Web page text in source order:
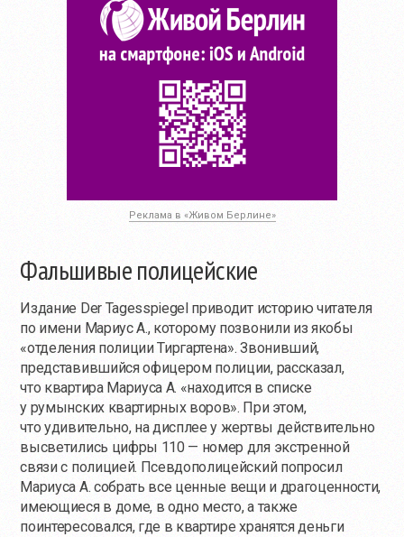
Реклама в «Живом Берлине»
Фальшивые полицейские
Издание Der Tagesspiegel приводит историю читателя
по имени Мариус А., которому позвонили из якобы
«отделения полиции Тиргартена». Звонивший,
представившийся офицером полиции, рассказал,
что квартира Мариуса А. «находится в списке
у румынских квартирных воров». При этом,
что удивительно, на дисплее у жертвы действительно
высветились цифры 110 — номер для экстренной
связи с полицией. Псевдополицейский попросил
Мариуса А. собрать все ценные вещи и драгоценности,
имеющиеся в доме, в одно место, а также
поинтересовался, где в квартире хранятся деньги